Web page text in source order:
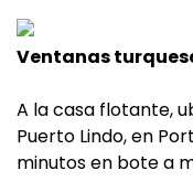
Ventanas
A la casa flotante,
Puerto Lindo, en
minutos en bote a